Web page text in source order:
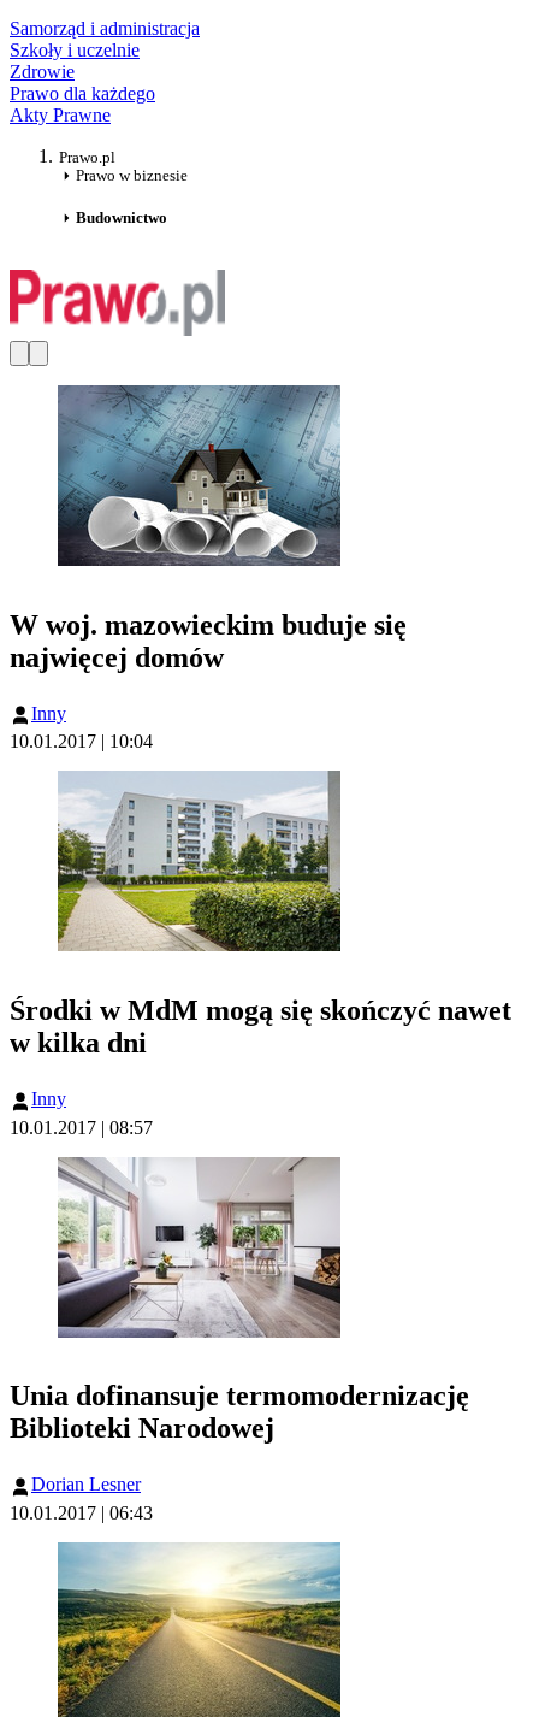
Samorząd i administracja
Szkoły i uczelnie
Zdrowie
Prawo dla każdego
Akty Prawne
Prawo.pl
Prawo w biznesie
Budownictwo
W woj. mazowieckim buduje się
najwięcej domów
Inny
10.01.2017 | 10:04
Środki w MdM mogą się skończyć nawet
w kilka dni
Inny
10.01.2017 | 08:57
Unia dofinansuje termomodernizację
Biblioteki Narodowej
Dorian Lesner
10.01.2017 | 06:43